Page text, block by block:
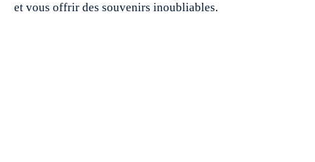
et vous offrir des souvenirs inoubliables.